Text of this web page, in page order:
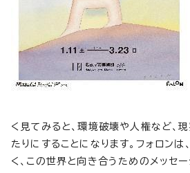
く見てみると、環境破壊や人権など、
たりにすることになります。フォロンは
く、この世界と向き合うためのメッセ